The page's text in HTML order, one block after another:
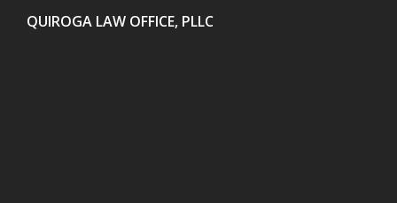
QUIROGA LAW OFFICE, PLLC